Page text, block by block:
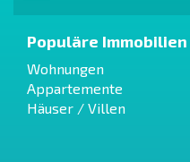
Populäre Immobilien
Wohnungen
Appartemente
Häuser / Villen